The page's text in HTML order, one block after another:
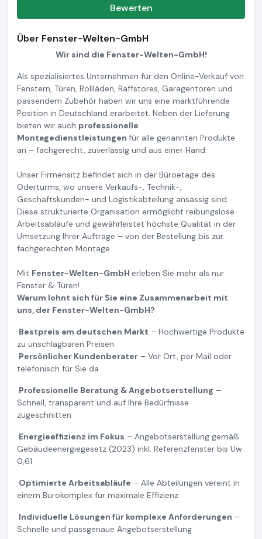
Bewerten
Über Fenster-Welten-GmbH
Wir sind die Fenster-Welten-GmbH!
Als spezialisiertes Unternehmen für den Online-Verkauf von
Fenstern, Türen, Rollläden, Raffstores, Garagentoren und
passendem Zubehör haben wir uns eine marktführende
Position in Deutschland erarbeitet. Neben der Lieferung
bieten wir auch professionelle
Montagedienstleistungen für alle genannten Produkte
an – fachgerecht, zuverlässig und aus einer Hand.
Unser Firmensitz befindet sich in der Büroetage des
Oderturms, wo unsere Verkaufs-, Technik-,
Geschäftskunden- und Logistikabteilung ansässig sind.
Diese strukturierte Organisation ermöglicht reibungslose
Arbeitsabläufe und gewährleistet höchste Qualität in der
Umsetzung Ihrer Aufträge – von der Bestellung bis zur
fachgerechten Montage.
Mit Fenster-Welten-GmbH erleben Sie mehr als nur
Fenster & Türen!
Warum lohnt sich für Sie eine Zusammenarbeit mit
uns, der Fenster-Welten-GmbH?
Bestpreis am deutschen Markt – Hochwertige Produkte
zu unschlagbaren Preisen
Persönlicher Kundenberater – Vor Ort, per Mail oder
telefonisch für Sie da
Professionelle Beratung & Angebotserstellung –
Schnell, transparent und auf Ihre Bedürfnisse
zugeschnitten
Energieeffizienz im Fokus – Angebotserstellung gemäß
Gebäudeenergiegesetz (2023) inkl. Referenzfenster bis Uw
0,61
Optimierte Arbeitsabläufe – Alle Abteilungen vereint in
einem Bürokomplex für maximale Effizienz
Individuelle Lösungen für komplexe Anforderungen –
Schnelle und passgenaue Angebotserstellung